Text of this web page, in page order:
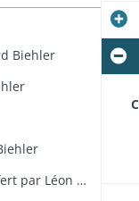
Biehler
Altorf : buste reliquaire de saint Cyriaque offert par Léon IX à l'église d'Altorf